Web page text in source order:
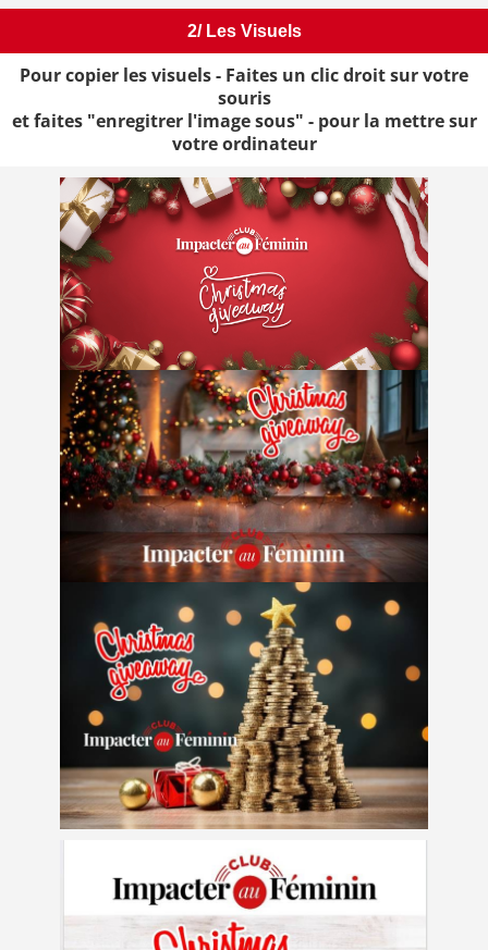
2/ Les Visuels
Pour copier les visuels - Faites un clic droit sur votre
souris
et faites "enregitrer l'image sous" - pour la mettre sur
votre ordinateur